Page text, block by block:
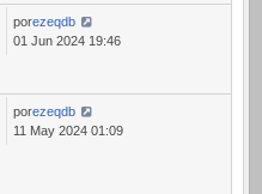
porezeqdb
01 Jun 2024 19:46
porezeqdb
11 May 2024 01:09